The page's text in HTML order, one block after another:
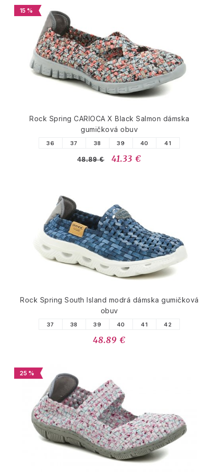
15 %
Rock Spring CARIOCA X Black Salmon dámska
gumičková obuv
36 37 38 39 40 41
48.89 € 41.33 €
Rock Spring South Island modrá dámska gumičková
obuv
37 38 39 40 41 42
48.89 €
25 %